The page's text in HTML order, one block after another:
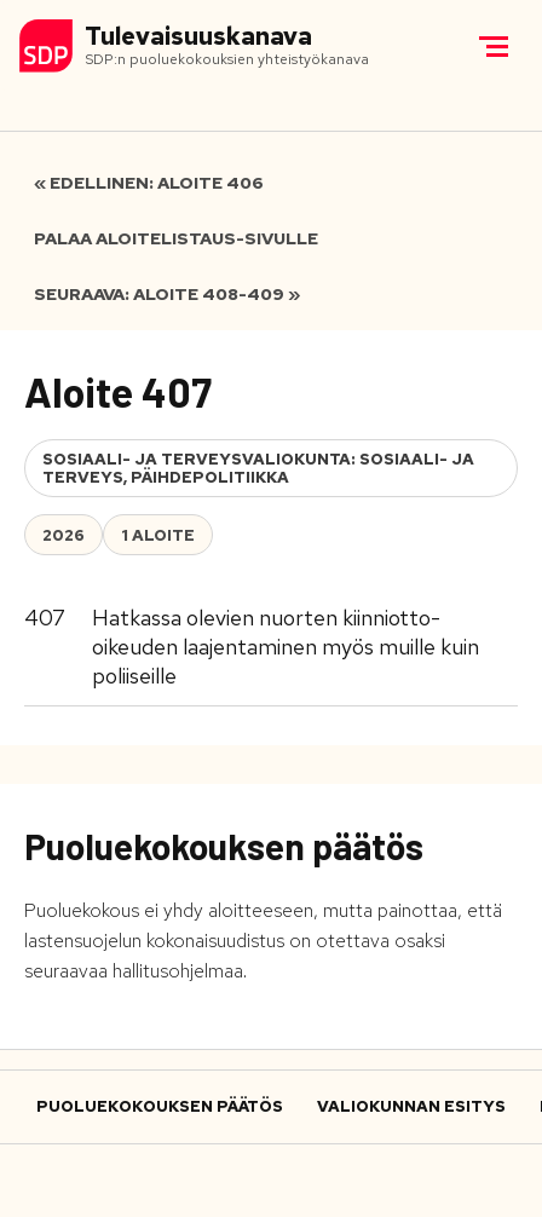
Tulevaisuuskanava
SDP:n puoluekokouksien yhteistyökanava
« EDELLINEN: ALOITE 406
PALAA ALOITELISTAUS-SIVULLE
SEURAAVA: ALOITE 408-409 »
Aloite 407
SOSIAALI- JA TERVEYSVALIOKUNTA: SOSIAALI- JA
TERVEYS, PÄIHDEPOLITIIKKA
2026 1 ALOITE
407
Hatkassa olevien nuorten kiinniotto-
oikeuden laajentaminen myös muille kuin
poliiseille
Puoluekokouksen päätös
Puoluekokous ei yhdy aloitteeseen, mutta painottaa, että
lastensuojelun kokonaisuudistus on otettava osaksi
seuraavaa hallitusohjelmaa.
PUOLUEKOKOUKSEN PÄÄTÖS VALIOKUNNAN ESITYS